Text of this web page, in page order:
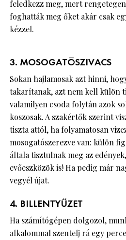
feledkezz meg, mert
foghatták meg őket akár csak
kézzel.
3. MOSOGATÓSZIVACS
Sokan hajlamosak azt hinni,
takarítanak, azt nem kell külön
valamilyen csoda folytán azok
koszosak. A szakértők szerint
tiszta attól, ha folyamatosan
mosogatószerezve van: külön
általa tisztulnak meg az
evőeszközök is! Ha pedig már
vegyél újat.
4. BILLENTYŰZET
Ha számítógépen dolgozol,
alkalommal szentelj rá egy